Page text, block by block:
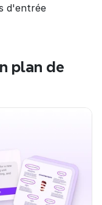
d'entrée
plan de